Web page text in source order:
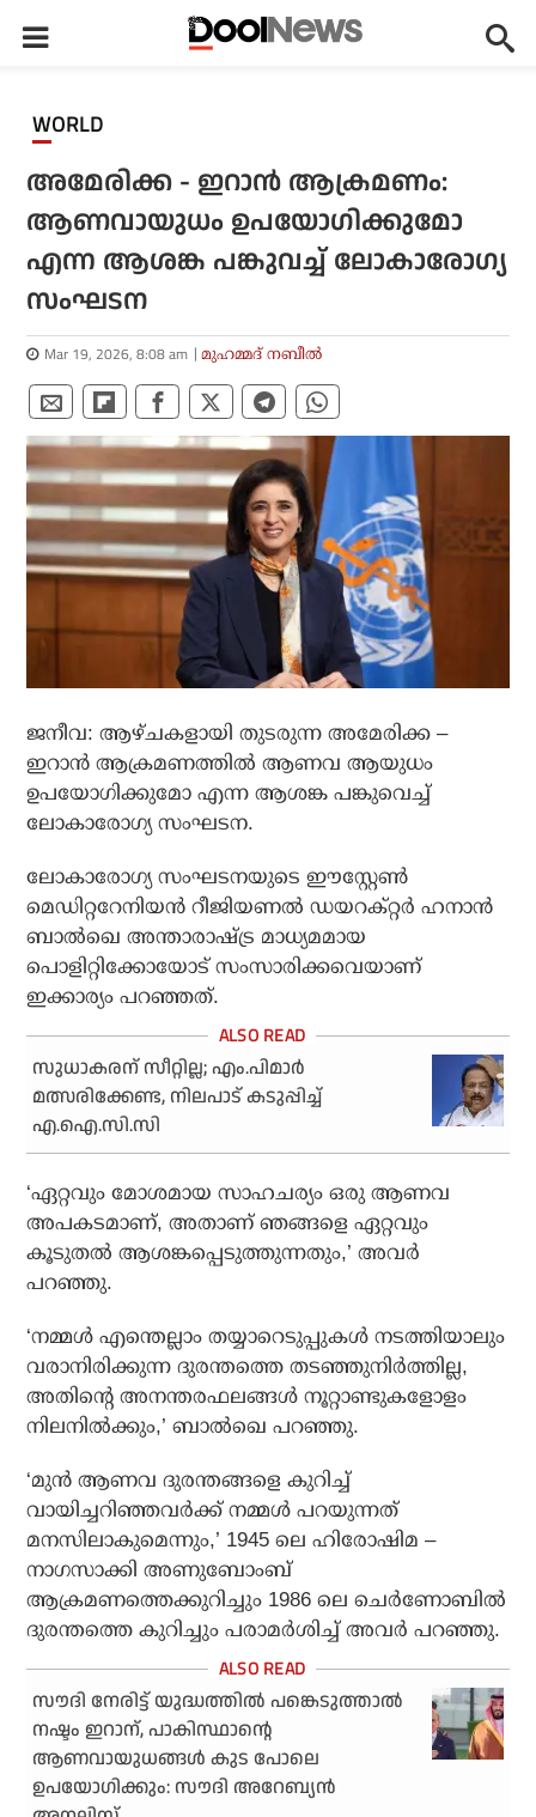
WORLD
അമേരിക്ക - ഇറാൻ ആക്രമണം:
ആണവായുധം ഉപയോഗിക്കുമോ
എന്ന ആശങ്ക പങ്കുവച്ച് ലോകാരോഗ്യ
സംഘടന
Mar 19, 2026, 8:08 am മുഹമ്മദ് നബീല്‍
ജനീവ: ആഴ്ചകളായി തുടരുന്ന അമേരിക്ക –
ഇറാൻ ആക്രമണത്തിൽ ആണവ ആയുധം
ഉപയോഗിക്കുമോ എന്ന ആശങ്ക പങ്കുവെച്ച്
ലോകാരോഗ്യ സംഘടന.
ലോകാരോഗ്യ സംഘടനയുടെ ഈസ്റ്റേൺ
മെഡിറ്ററേനിയൻ റീജിയണൽ ഡയറക്റ്റർ ഹനാൻ
ബാൽഖെ അന്താരാഷ്ട്ര മാധ്യമമായ
പൊളിറ്റിക്കോയോട് സംസാരിക്കവെയാണ്
ഇക്കാര്യം പറഞ്ഞത്.
സുധാകരന് സീറ്റില്ല; എം.പിമാര്‍
മത്സരിക്കേണ്ട, നിലപാട് കടുപ്പിച്ച്
എ.ഐ.സി.സി
‘ഏറ്റവും മോശമായ സാഹചര്യം ഒരു ആണവ
അപകടമാണ്, അതാണ് ഞങ്ങളെ ഏറ്റവും
കൂടുതൽ ആശങ്കപ്പെടുത്തുന്നതും,’ അവർ
പറഞ്ഞു.
‘നമ്മൾ എന്തെല്ലാം തയ്യാറെടുപ്പുകൾ നടത്തിയാലും
വരാനിരിക്കുന്ന ദുരന്തത്തെ തടഞ്ഞുനിർത്തില്ല,
അതിന്റെ അനന്തരഫലങ്ങൾ നൂറ്റാണ്ടുകളോളം
നിലനിൽക്കും,’ ബാൽഖെ പറഞ്ഞു.
‘മുൻ ആണവ ദുരന്തങ്ങളെ കുറിച്ച്
വായിച്ചറിഞ്ഞവർക്ക് നമ്മൾ പറയുന്നത്
മനസിലാകുമെന്നും,’ 1945 ലെ ഹിരോഷിമ –
നാഗസാക്കി അണുബോംബ്
ആക്രമണത്തെക്കുറിച്ചും 1986 ലെ ചെർണോബിൽ
ദുരന്തത്തെ കുറിച്ചും പരാമർശിച്ച് അവർ പറഞ്ഞു.
സൗദി നേരിട്ട് യുദ്ധത്തില്‍ പങ്കെടുത്താല്‍
നഷ്ടം ഇറാന്, പാകിസ്ഥാന്റെ
ആണവായുധങ്ങള്‍ കുട പോലെ
ഉപയോഗിക്കും: സൗദി അറേബ്യന്‍